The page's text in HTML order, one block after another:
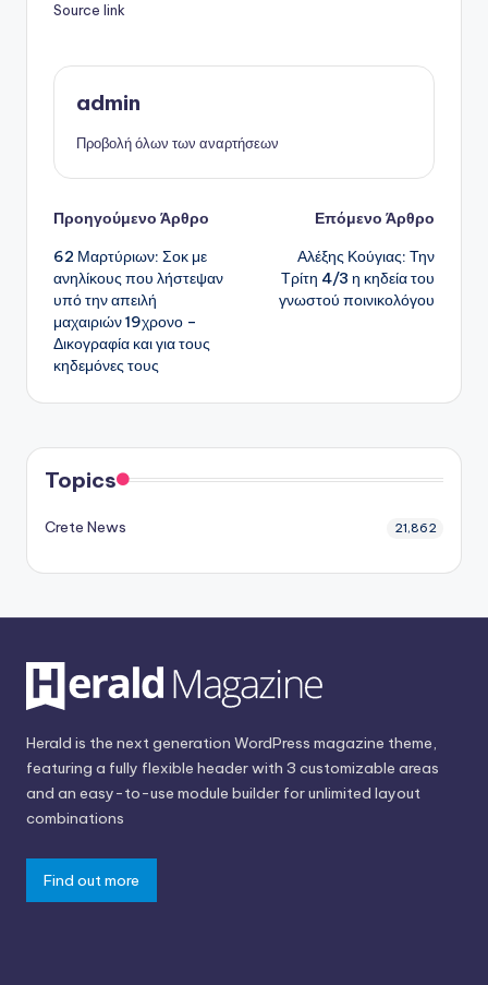
Source link
admin
Προβολή όλων των αναρτήσεων
Πλοήγηση
δημοσιεύσεων
Προηγούμενο Άρθρο
62 Μαρτύριων: Σοκ με
ανηλίκους που λήστεψαν
υπό την απειλή
μαχαιριών 19χρονο –
Δικογραφία και για τους
κηδεμόνες τους
Επόμενο Άρθρο
Αλέξης Κούγιας: Την
Τρίτη 4/3 η κηδεία του
γνωστού ποινικολόγου
Topics
Crete News 21,862
Herald is the next generation WordPress magazine theme,
featuring a fully flexible header with 3 customizable areas
and an easy-to-use module builder for unlimited layout
combinations
Find out more